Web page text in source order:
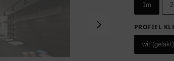
1m
PROFIEL
wit (gelakt)